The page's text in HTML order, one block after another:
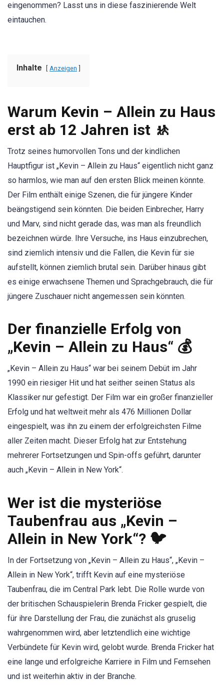
eingenommen? Lasst uns in diese faszinierende Welt
eintauchen.
Inhalte Anzeigen
Warum Kevin – Allein zu Haus
erst ab 12 Jahren ist 🚸
Trotz seines humorvollen Tons und der kindlichen
Hauptfigur ist „Kevin – Allein zu Haus“ eigentlich nicht ganz
so harmlos, wie man auf den ersten Blick meinen könnte.
Der Film enthält einige Szenen, die für jüngere Kinder
beängstigend sein könnten. Die beiden Einbrecher, Harry
und Marv, sind nicht gerade das, was man als freundlich
bezeichnen würde. Ihre Versuche, ins Haus einzubrechen,
sind ziemlich intensiv und die Fallen, die Kevin für sie
aufstellt, können ziemlich brutal sein. Darüber hinaus gibt
es einige erwachsene Themen und Sprachgebrauch, die für
jüngere Zuschauer nicht angemessen sein könnten.
Der finanzielle Erfolg von
„Kevin – Allein zu Haus“ 💰
„Kevin – Allein zu Haus“ war bei seinem Debüt im Jahr
1990 ein riesiger Hit und hat seither seinen Status als
Klassiker nur gefestigt. Der Film war ein großer finanzieller
Erfolg und hat weltweit mehr als 476 Millionen Dollar
eingespielt, was ihn zu einem der erfolgreichsten Filme
aller Zeiten macht. Dieser Erfolg hat zur Entstehung
mehrerer Fortsetzungen und Spin-offs geführt, darunter
auch „Kevin – Allein in New York“.
Wer ist die mysteriöse
Taubenfrau aus „Kevin –
Allein in New York“? 🐦
In der Fortsetzung von „Kevin – Allein zu Haus“, „Kevin –
Allein in New York“, trifft Kevin auf eine mysteriöse
Taubenfrau, die im Central Park lebt. Die Rolle wurde von
der britischen Schauspielerin Brenda Fricker gespielt, die
für ihre Darstellung der Frau, die zunächst als gruselig
wahrgenommen wird, aber letztendlich eine wichtige
Verbündete für Kevin wird, gelobt wurde. Brenda Fricker hat
eine lange und erfolgreiche Karriere in Film und Fernsehen
und ist weiterhin aktiv in der Branche.